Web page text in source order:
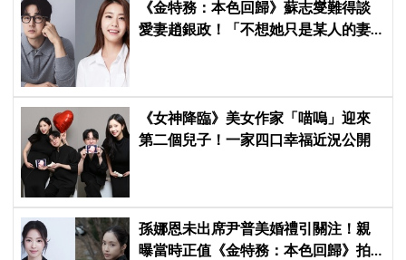
《金特務：本色回歸》蘇志燮難得談
愛妻趙銀政！「不想她只是某人的妻
《女神降臨》美女作家「喵嗚」迎來
第二個兒子！一家四口幸福近況公開
孫娜恩未出席尹普美婚禮引關注！親
曝當時正值《金特務：本色回歸》拍